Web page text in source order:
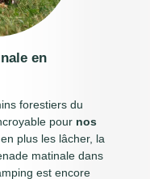
en
forestiers du
pour nos
en plus les lâcher, la
matinale dans
est encore